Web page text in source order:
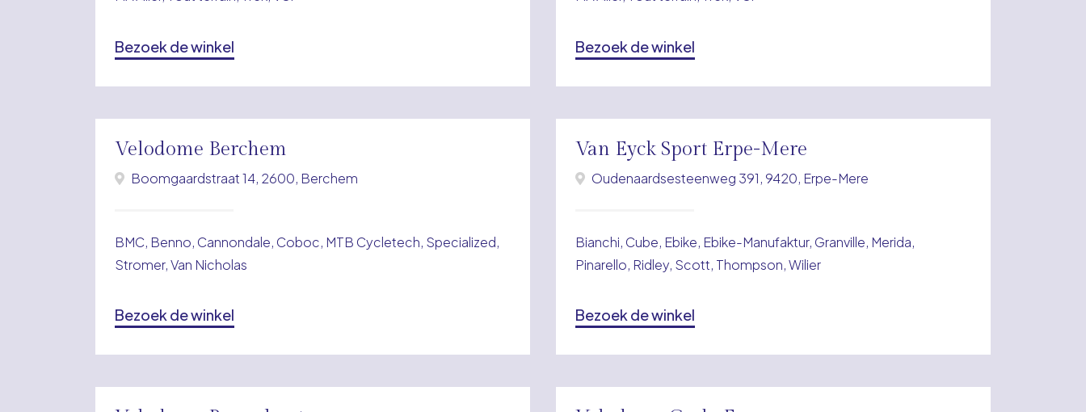
Bezoek de winkel Bezoek de winkel
Velodome Berchem
Boomgaardstraat 14, 2600, Berchem
BMC, Benno, Cannondale, Coboc, MTB Cycletech, Specialized,
Stromer, Van Nicholas
Bezoek de winkel
Van Eyck Sport Erpe-Mere
Oudenaardsesteenweg 391, 9420, Erpe-Mere
Bianchi, Cube, Ebike, Ebike-Manufaktur, Granville, Merida,
Pinarello, Ridley, Scott, Thompson, Wilier
Bezoek de winkel